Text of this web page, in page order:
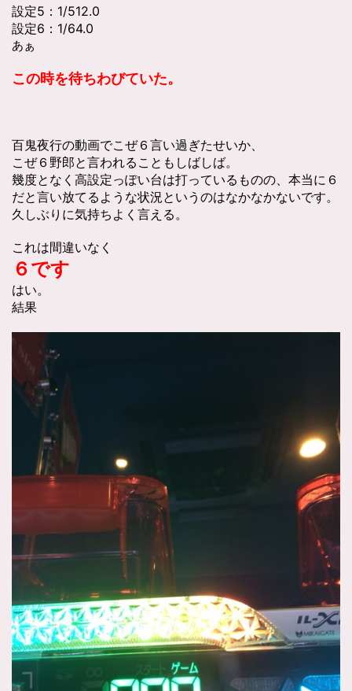
設定5：1/512.0
設定6：1/64.0
あぁ
この時を待ちわびていた。
百鬼夜行の動画でこぜ６言い過ぎたせいか、
こぜ６野郎と言われることもしばしば。
幾度となく高設定っぽい台は打っているものの、本当に６
だと言い放てるような状況というのはなかなかないです。
久しぶりに気持ちよく言える。
これは間違いなく
６です
はい。
結果